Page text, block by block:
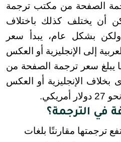
في الترجمة؟
ترجمتها مقارنتًا بلغات